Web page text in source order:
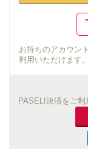
お持ちのアカウン
利用いただけます。
PASELI決済をご利